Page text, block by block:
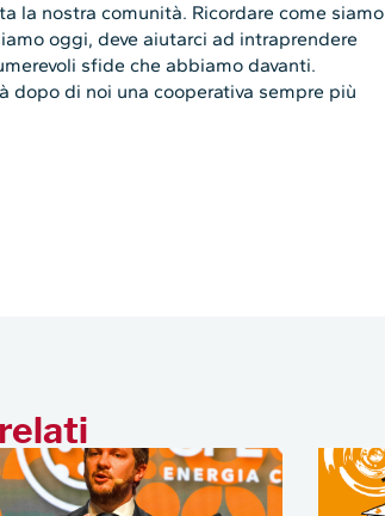
la nostra comunità. Ricordare come siamo
oggi, deve aiutarci ad intraprendere
sfide che abbiamo davanti.
dopo di noi una cooperativa sempre più